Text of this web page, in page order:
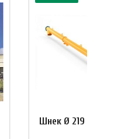
Шнек Ø 219 мм,